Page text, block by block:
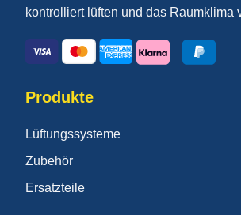
kontrolliert lüften und das Raumklima
Produkte
Lüftungssysteme
Zubehör
Ersatzteile